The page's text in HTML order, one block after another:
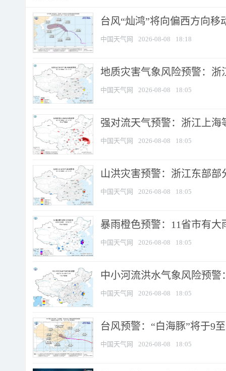
台风“灿鸿”将向偏西方向移
中国天气网 2026-08-08 18:18
地质灾害气象风险预警：
中国天气网 2026-08-08 18:05
强对流天气预警：浙江上海
中国天气网 2026-08-08 18:05
山洪灾害预警：浙江东部
中国天气网 2026-08-08 18:05
暴雨橙色预警：11省市有
中国天气网 2026-08-08 18:05
中小河流洪水气象风险预
中国天气网 2026-08-08 18:05
台风预警：“白海豚”将于9
中国天气网 2026-08-08 18:05